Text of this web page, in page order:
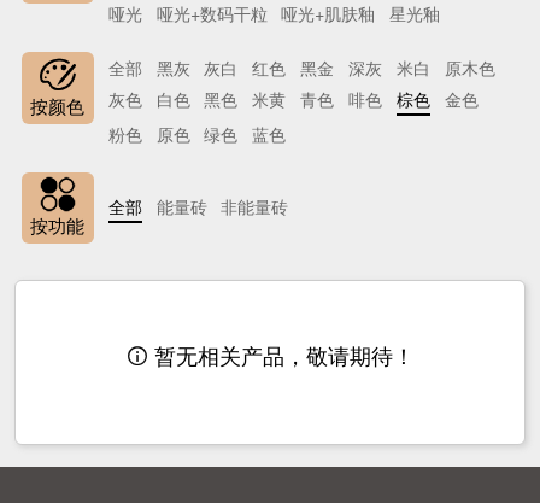
哑光
哑光+数码干粒 哑光+肌肤釉 星光釉
按颜色
全部 黑灰 灰白 红色 黑金 深灰 米白
原木色
灰色
白色 黑色 米黄 青色 啡色 棕色
金色
粉色
原色 绿色 蓝色
按功能
全部 能量砖 非能量砖
 暂无相关产品，敬请期待！